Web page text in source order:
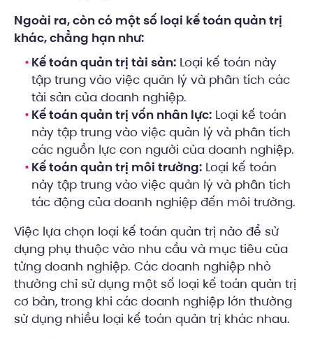
Ngoài ra, còn có một số loại kế toán quản trị
khác, chẳng hạn như:
Kế toán quản trị tài sản: Loại kế toán này
tập trung vào việc quản lý và phân tích các
tài sản của doanh nghiệp.
Kế toán quản trị vốn nhân lực: Loại kế toán
này tập trung vào việc quản lý và phân tích
các nguồn lực con người của doanh nghiệp.
Kế toán quản trị môi trường: Loại kế toán
này tập trung vào việc quản lý và phân tích
tác động của doanh nghiệp đến môi trường.
Việc lựa chọn loại kế toán quản trị nào để sử
dụng phụ thuộc vào nhu cầu và mục tiêu của
từng doanh nghiệp. Các doanh nghiệp nhỏ
thường chỉ sử dụng một số loại kế toán quản trị
cơ bản, trong khi các doanh nghiệp lớn thường
sử dụng nhiều loại kế toán quản trị khác nhau.